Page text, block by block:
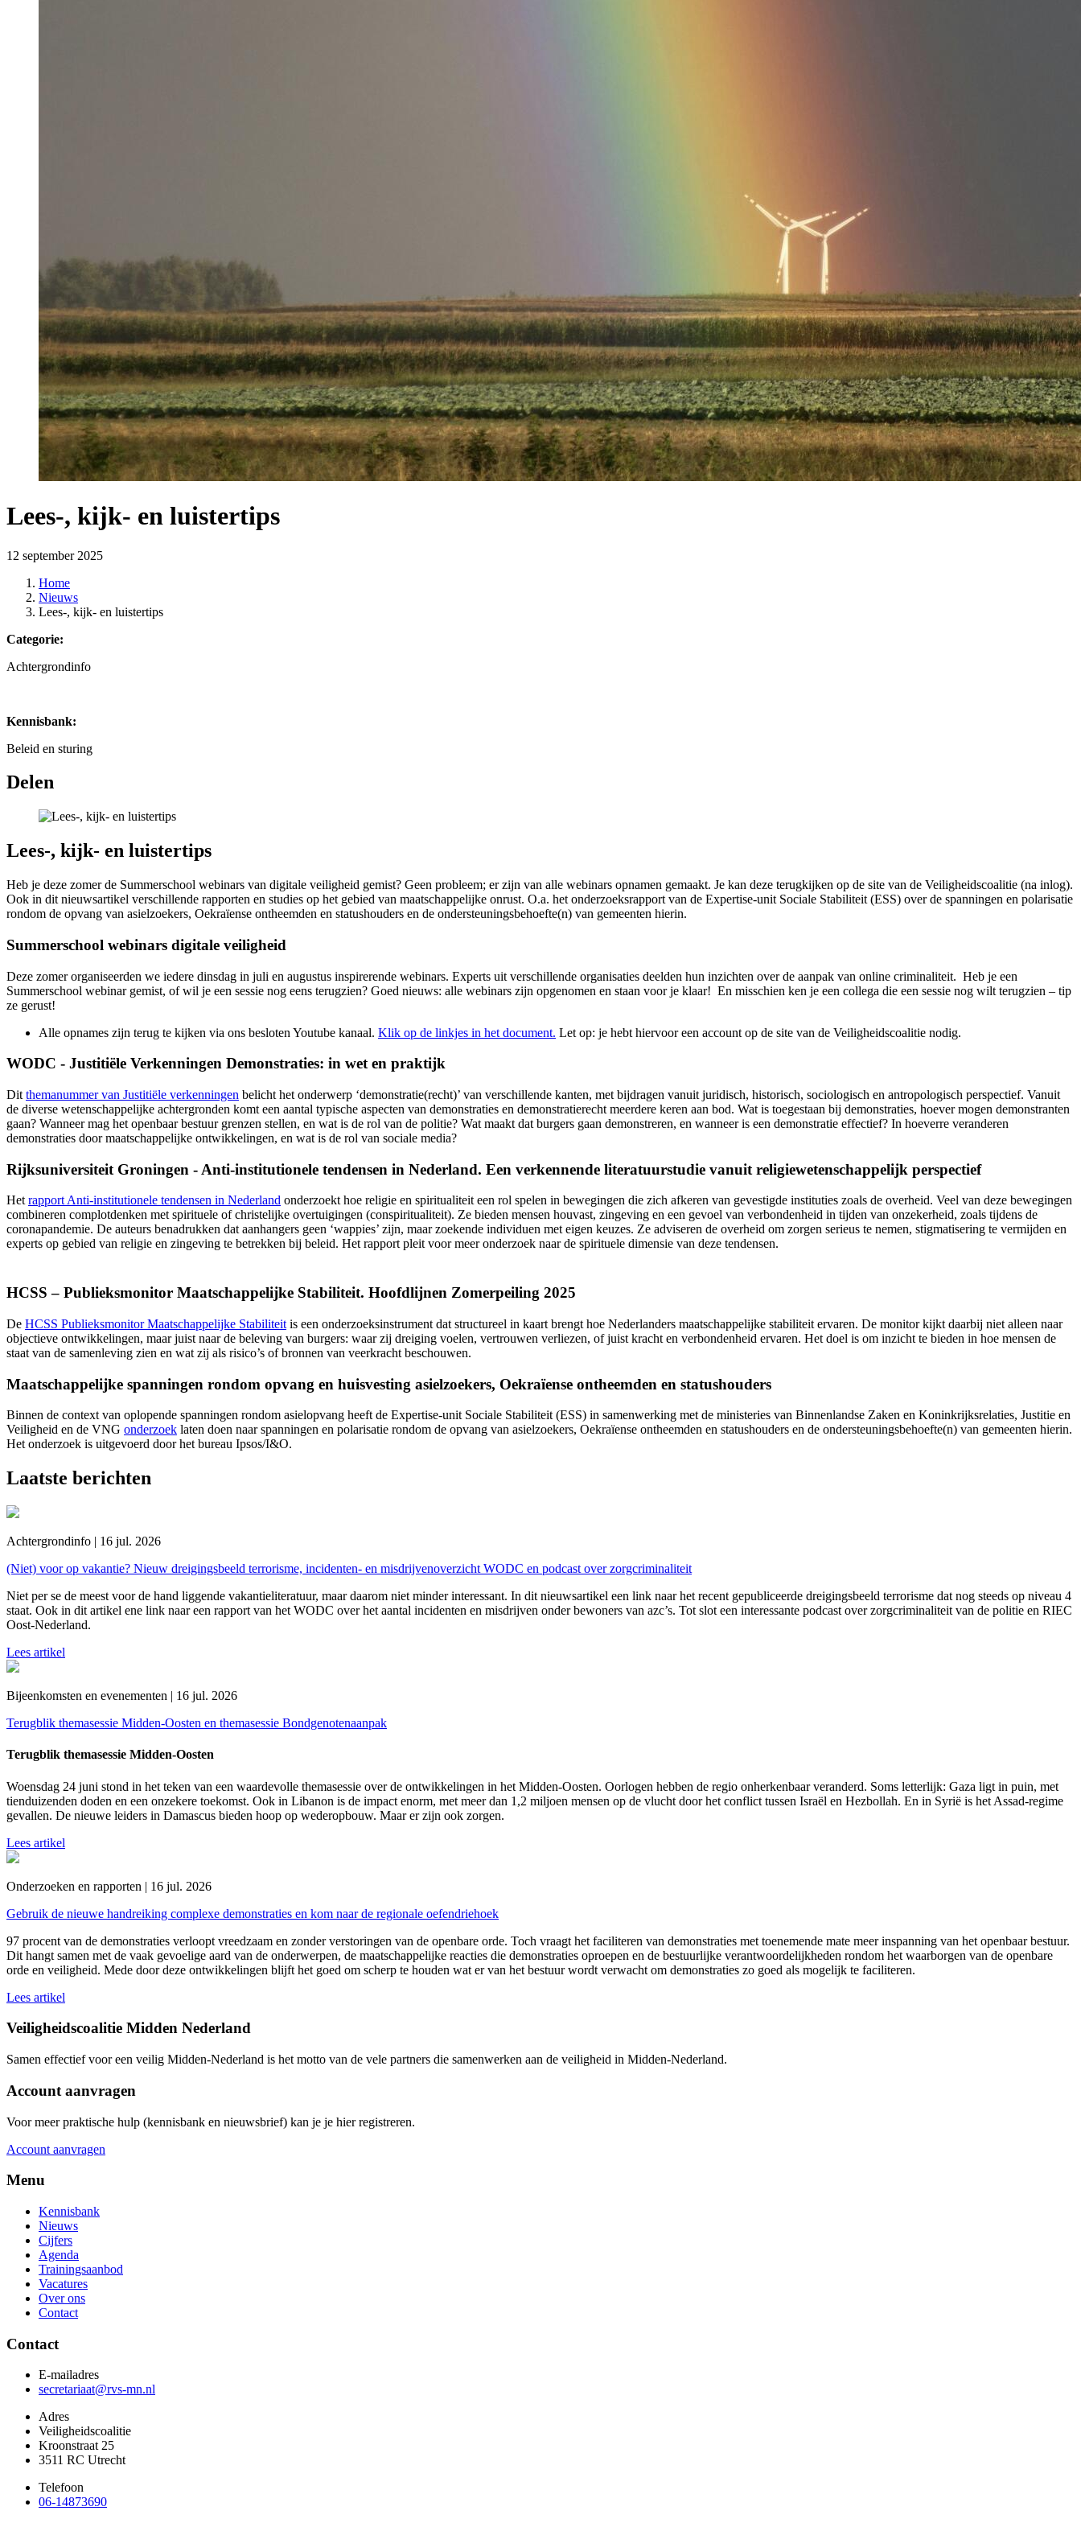
Lees-, kijk- en luistertips
12 september 2025
Home
Nieuws
Lees-, kijk- en luistertips
Categorie:
Achtergrondinfo
Kennisbank:
Beleid en sturing
Delen
Lees-, kijk- en luistertips
Heb je deze zomer de Summerschool webinars van digitale veiligheid gemist? Geen probleem; er zijn van alle webinars opnamen gemaakt. Je kan deze terugkijken op de site van de Veiligheidscoalitie (na inlog).
Ook in dit nieuwsartikel verschillende rapporten en studies op het gebied van maatschappelijke onrust. O.a. het onderzoeksrapport van de Expertise-unit Sociale Stabiliteit (ESS) over de spanningen en polarisatie
rondom de opvang van asielzoekers, Oekraïense ontheemden en statushouders en de ondersteuningsbehoefte(n) van gemeenten hierin.
Summerschool webinars digitale veiligheid
Deze zomer organiseerden we iedere dinsdag in juli en augustus inspirerende webinars. Experts uit verschillende organisaties deelden hun inzichten over de aanpak van online criminaliteit. Heb je een
Summerschool webinar gemist, of wil je een sessie nog eens terugzien? Goed nieuws: alle webinars zijn opgenomen en staan voor je klaar! En misschien ken je een collega die een sessie nog wilt terugzien – tip
ze gerust!
Alle opnames zijn terug te kijken via ons besloten Youtube kanaal. Klik op de linkjes in het document. Let op: je hebt hiervoor een account op de site van de Veiligheidscoalitie nodig.
WODC - Justitiële Verkenningen Demonstraties: in wet en praktijk
Dit themanummer van Justitiële verkenningen belicht het onderwerp ‘demonstratie(recht)’ van verschillende kanten, met bijdragen vanuit juridisch, historisch, sociologisch en antropologisch perspectief. Vanuit
de diverse wetenschappelijke achtergronden komt een aantal typische aspecten van demonstraties en demonstratierecht meerdere keren aan bod. Wat is toegestaan bij demonstraties, hoever mogen demonstranten
gaan? Wanneer mag het openbaar bestuur grenzen stellen, en wat is de rol van de politie? Wat maakt dat burgers gaan demonstreren, en wanneer is een demonstratie effectief? In hoeverre veranderen
demonstraties door maatschappelijke ontwikkelingen, en wat is de rol van sociale media?
Rijksuniversiteit Groningen - Anti-institutionele tendensen in Nederland. Een verkennende literatuurstudie vanuit religiewetenschappelijk perspectief
Hetrapport Anti-institutionele tendensen in Nederland onderzoekt hoe religie en spiritualiteit een rol spelen in bewegingen die zich afkeren van gevestigde instituties zoals de overheid. Veel van deze bewegingen
combineren complotdenken met spirituele of christelijke overtuigingen (conspiritualiteit). Ze bieden mensen houvast, zingeving en een gevoel van verbondenheid in tijden van onzekerheid, zoals tijdens de
coronapandemie. De auteurs benadrukken dat aanhangers geen ‘wappies’ zijn, maar zoekende individuen met eigen keuzes. Ze adviseren de overheid om zorgen serieus te nemen, stigmatisering te vermijden en
experts op gebied van religie en zingeving te betrekken bij beleid. Het rapport pleit voor meer onderzoek naar de spirituele dimensie van deze tendensen.
HCSS – Publieksmonitor Maatschappelijke Stabiliteit. Hoofdlijnen Zomerpeiling 2025
De HCSS Publieksmonitor Maatschappelijke Stabiliteit is een onderzoeksinstrument dat structureel in kaart brengt hoe Nederlanders maatschappelijke stabiliteit ervaren. De monitor kijkt daarbij niet alleen naar
objectieve ontwikkelingen, maar juist naar de beleving van burgers: waar zij dreiging voelen, vertrouwen verliezen, of juist kracht en verbondenheid ervaren. Het doel is om inzicht te bieden in hoe mensen de
staat van de samenleving zien en wat zij als risico’s of bronnen van veerkracht beschouwen.
Maatschappelijke spanningen rondom opvang en huisvesting asielzoekers, Oekraïense ontheemden en statushouders
Binnen de context van oplopende spanningen rondom asielopvang heeft de Expertise-unit Sociale Stabiliteit (ESS) in samenwerking met de ministeries van Binnenlandse Zaken en Koninkrijksrelaties, Justitie en
Veiligheid en de VNG onderzoek laten doen naar spanningen en polarisatie rondom de opvang van asielzoekers, Oekraïense ontheemden en statushouders en de ondersteuningsbehoefte(n) van gemeenten hierin.
Het onderzoek is uitgevoerd door het bureau Ipsos/I&O.
Laatste berichten
Achtergrondinfo | 16 jul. 2026
(Niet) voor op vakantie? Nieuw dreigingsbeeld terrorisme, incidenten- en misdrijvenoverzicht WODC en podcast over zorgcriminaliteit
Niet per se de meest voor de hand liggende vakantieliteratuur, maar daarom niet minder interessant. In dit nieuwsartikel een link naar het recent gepubliceerde dreigingsbeeld terrorisme dat nog steeds op niveau 4
staat. Ook in dit artikel ene link naar een rapport van het WODC over het aantal incidenten en misdrijven onder bewoners van azc’s. Tot slot een interessante podcast over zorgcriminaliteit van de politie en RIEC
Oost-Nederland.
Lees artikel
Bijeenkomsten en evenementen | 16 jul. 2026
Terugblik themasessie Midden-Oosten en themasessie Bondgenotenaanpak
Terugblik themasessie Midden-Oosten
Woensdag 24 juni stond in het teken van een waardevolle themasessie over de ontwikkelingen in het Midden-Oosten. Oorlogen hebben de regio onherkenbaar veranderd. Soms letterlijk: Gaza ligt in puin, met
tienduizenden doden en een onzekere toekomst. Ook in Libanon is de impact enorm, met meer dan 1,2 miljoen mensen op de vlucht door het conflict tussen Israël en Hezbollah. En in Syrië is het Assad-regime
gevallen. De nieuwe leiders in Damascus bieden hoop op wederopbouw. Maar er zijn ook zorgen.
Lees artikel
Onderzoeken en rapporten | 16 jul. 2026
Gebruik de nieuwe handreiking complexe demonstraties en kom naar de regionale oefendriehoek
97 procent van de demonstraties verloopt vreedzaam en zonder verstoringen van de openbare orde. Toch vraagt het faciliteren van demonstraties met toenemende mate meer inspanning van het openbaar bestuur.
Dit hangt samen met de vaak gevoelige aard van de onderwerpen, de maatschappelijke reacties die demonstraties oproepen en de bestuurlijke verantwoordelijkheden rondom het waarborgen van de openbare
orde en veiligheid. Mede door deze ontwikkelingen blijft het goed om scherp te houden wat er van het bestuur wordt verwacht om demonstraties zo goed als mogelijk te faciliteren.
Lees artikel
Veiligheidscoalitie Midden Nederland
Samen effectief voor een veilig Midden-Nederland is het motto van de vele partners die samenwerken aan de veiligheid in Midden-Nederland.
Account aanvragen
Voor meer praktische hulp (kennisbank en nieuwsbrief) kan je je hier registreren.
Account aanvragen
Menu
Kennisbank
Nieuws
Cijfers
Agenda
Trainingsaanbod
Vacatures
Over ons
Contact
Contact
E-mailadres
secretariaat@rvs-mn.nl
Adres
Veiligheidscoalitie
Kroonstraat 25
3511 RC Utrecht
Telefoon
06-14873690